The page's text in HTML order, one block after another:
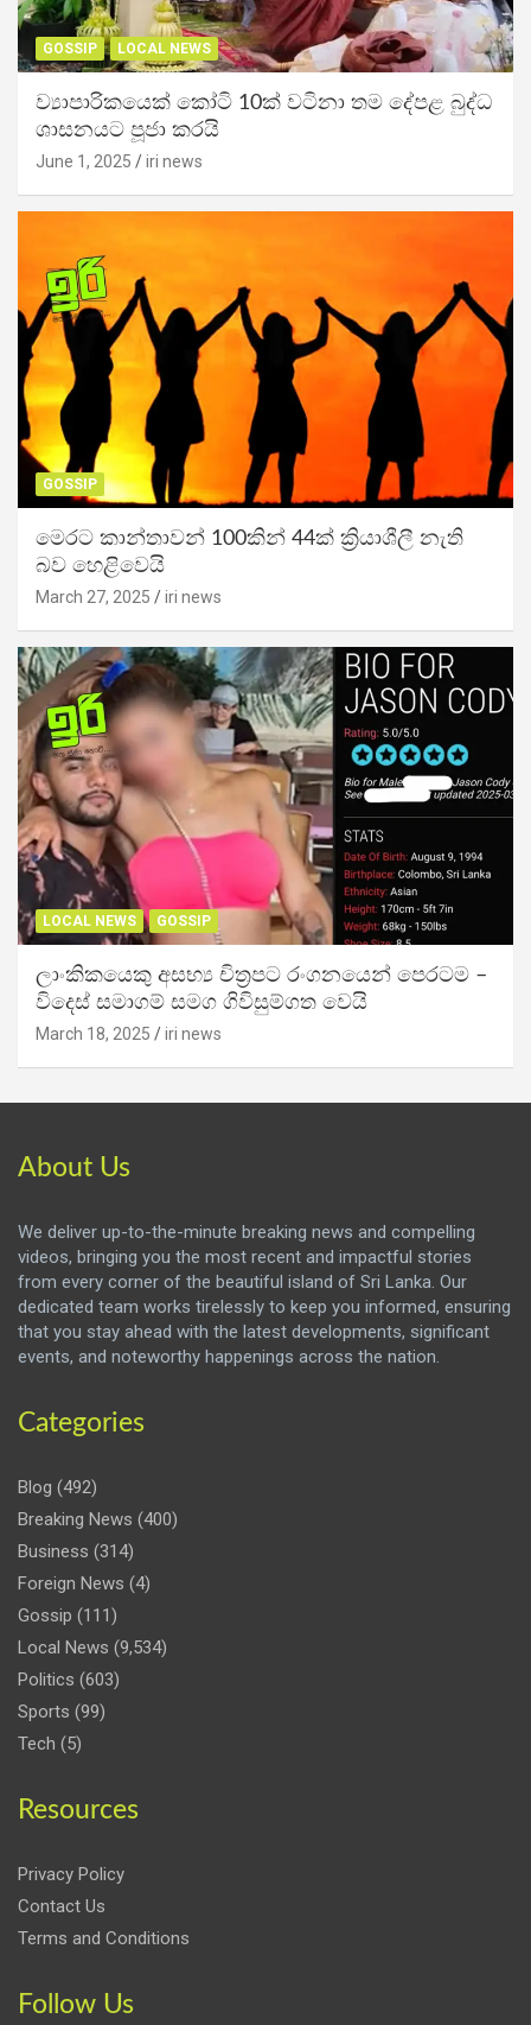
GOSSIP LOCAL NEWS
ව්‍යාපාරිකයෙක් කෝටි 10ක් වටිනා තම දේපළ බුද්ධ
ශාසනයට පූජා කරයි
June 1, 2025 iri news
GOSSIP
මෙරට කාන්තාවන් 100කින් 44ක් ක්‍රියාශීලී නැති
බව හෙළිවෙයි
March 27, 2025 iri news
LOCAL NEWS GOSSIP
ලාංකිකයෙකු අසභ්‍ය චිත්‍රපට රංගනයෙන් පෙරටම –
විදෙස් සමාගම් සමග ගිවිසුම්ගත වෙයි
March 18, 2025 iri news
About Us
We deliver up-to-the-minute breaking news and compelling
videos, bringing you the most recent and impactful stories
from every corner of the beautiful island of Sri Lanka. Our
dedicated team works tirelessly to keep you informed, ensuring
that you stay ahead with the latest developments, significant
events, and noteworthy happenings across the nation.
Categories
Blog (492)
Breaking News (400)
Business (314)
Foreign News (4)
Gossip (111)
Local News (9,534)
Politics (603)
Sports (99)
Tech (5)
Resources
Privacy Policy
Contact Us
Terms and Conditions
Follow Us